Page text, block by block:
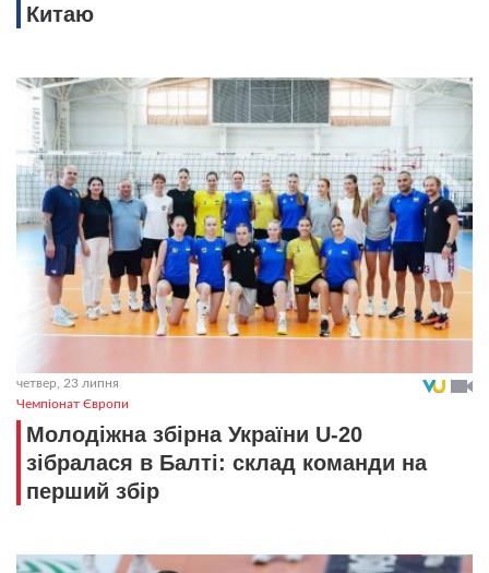
Китаю
четвер, 23 липня
Чемпіонат Європи
Молодіжна збірна України U-20
зібралася в Балті: склад команди на
перший збір